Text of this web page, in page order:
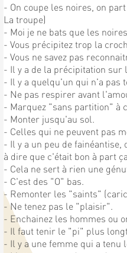
- On coupe les noires, on
La troupe)
- Moi je ne bats que les
- Vous précipitez trop la
- Vous ne savez pas
- Il y a de la précipitation sur
- Il y a quelqu'un qui n'a pas
- Ne pas respirer avant
- Marquez "sans partition" à
- Monter jusqu'au sol.
- Celles qui ne peuvent pas
- Il y a un peu de
à dire que c'était bon à part
- Cela ne sert à rien une
- C'est des "O" bas.
- Remonter les "saints"
- Ne tenez pas le "plaisir".
- Enchainez les hommes ou
- Il faut tenir le "pi" plus
- Il y a une femme qui a tenu